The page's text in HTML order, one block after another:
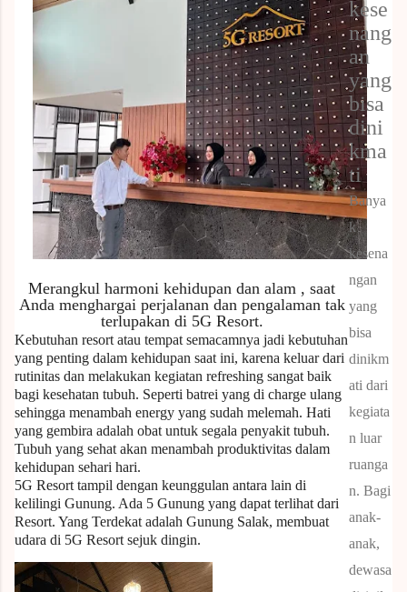
Merangkul harmoni kehidupan dan alam , saat
Anda menghargai perjalanan dan pengalaman tak
terlupakan di 5G Resort.
Kebutuhan resort atau tempat semacamnya jadi kebutuhan
yang penting dalam kehidupan saat ini, karena keluar dari
rutinitas dan melakukan kegiatan refreshing sangat baik
bagi kesehatan tubuh. Seperti batrei yang di charge ulang
sehingga menambah energy yang sudah melemah. Hati
yang gembira adalah obat untuk segala penyakit tubuh.
Tubuh yang sehat akan menambah produktivitas dalam
kehidupan sehari hari.
5G Resort tampil dengan keunggulan antara lain di
kelilingi Gunung. Ada 5 Gunung yang dapat terlihat dari
Resort. Yang Terdekat adalah Gunung Salak, membuat
udara di 5G Resort sejuk dingin.
kese
nang
an
yang
bisa
dini
kma
ti
Banya
k
kesena
ngan
yang
bisa
dinikm
ati dari
kegiata
n luar
ruanga
n. Bagi
anak-
anak,
dewasa